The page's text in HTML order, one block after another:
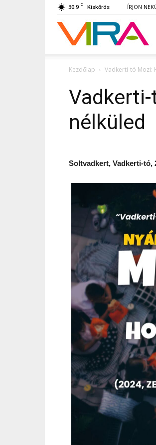
30.9 C Kiskőrös ÍRJON
VIRA
Kezdőlap Vadkerti-tó Mozi:
nélküled
Soltvadkert, Vadkerti-tó,